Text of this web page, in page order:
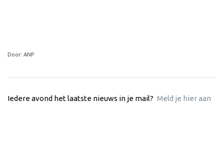
Door: ANP
Iedere avond het laatste nieuws in je mail? Meld je hier aan